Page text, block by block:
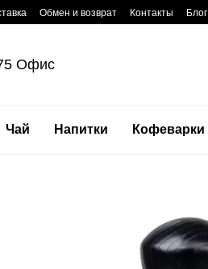
контентуОбмен и возврат Контакты Блог
Офис
Чай Напитки Кофеварки